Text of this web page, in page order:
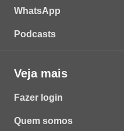
WhatsApp
Podcasts
Veja mais
Fazer login
Quem somos